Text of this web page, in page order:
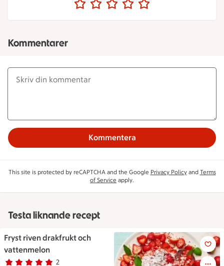
Kommentarer
Kommentera
This site is protected by reCAPTCHA and the Google Privacy Policyand Terms
of Service apply.
Testa liknande recept
Fryst riven drakfrukt och
vattenmelon
Betyg 5 av 5.
2
2 personer har röstat
Fryst riven drakfrukt och